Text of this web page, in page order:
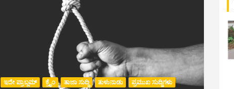
ಇದೇ ಪ್ರಾಬ್ಲಮ್ ಕ್ರೈಂ ತಾಜಾ ಸುದ್ದಿ ತುಳುನಾಡು ಪ್ರಮುಖ ಸುದ್ದಿಗಳು